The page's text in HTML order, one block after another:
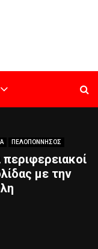
ΠΕΛΟΠΟΝΝΗΣΟΣ
με την